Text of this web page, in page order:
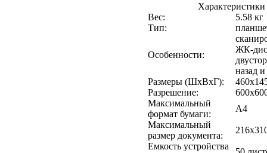
Вес:
5.58 кг
Тип:
Особенности:
ЖК-
назад
Размеры (ШxВxГ):
Разрешение:
Максимальный
формат бумаги:
A4
Максимальный
размер документа:
Емкость устройства